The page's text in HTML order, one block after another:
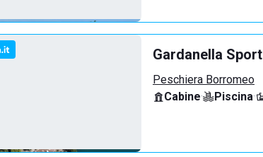
Gardanella
Peschiera Borromeo
Cabine· Piscina·